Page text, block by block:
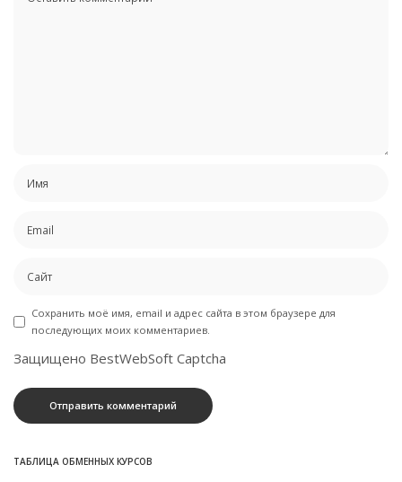
Сохранить моё имя, email и адрес сайта в этом браузере для
последующих моих комментариев.
Защищено BestWebSoft Captcha
ТАБЛИЦА ОБМЕННЫХ КУРСОВ